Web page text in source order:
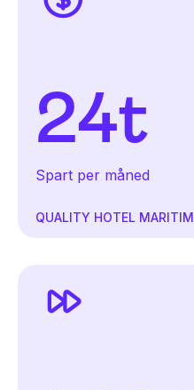
24t
Spart per måned
QUALITY HOTEL MARITIM